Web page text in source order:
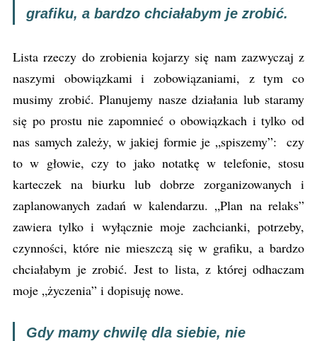
grafiku, a bardzo chciałabym je zrobić.
Lista rzeczy do zrobienia kojarzy się nam zazwyczaj z
naszymi obowiązkami i zobowiązaniami, z tym co
musimy zrobić. Planujemy nasze działania lub staramy
się po prostu nie zapomnieć o obowiązkach i tylko od
nas samych zależy, w jakiej formie je „spiszemy”: czy
to w głowie, czy to jako notatkę w telefonie, stosu
karteczek na biurku lub dobrze zorganizowanych i
zaplanowanych zadań w kalendarzu. „Plan na relaks”
zawiera tylko i wyłącznie moje zachcianki, potrzeby,
czynności, które nie mieszczą się w grafiku, a bardzo
chciałabym je zrobić. Jest to lista, z której odhaczam
moje „życzenia” i dopisuję nowe.
Gdy mamy chwilę dla siebie, nie